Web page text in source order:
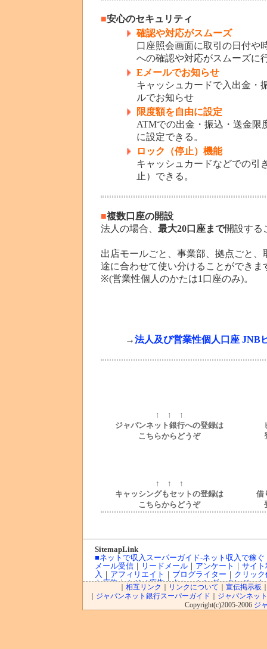
■安心のセキュリティ
確認や対応がスムーズ
口座照会画面に取引の日付や
への確認や対応がスムーズに
Eメールでお知らせ
キャッシュカードで入出金・
ルでお知らせ
限度額を自由に設定
ATMでの出金・振込・送金限
に設定できる。
ロック（停止）機能
キャッシュカードなどでの引
止）できる。
■複数口座の開設
法人の場合、 最大20口座まで開設する
出店モールごと、事業部、拠点ごと
途に合わせて使い分けることができま
※(営業性個人のかたは1口座のみ)。
→法人及び営業性個人口座 JNB
↑ ↑ ↑
ジャパンネット銀行への登録は
こちらからどうぞ
↑ ↑ ↑
キャッシングもセットの登録は
こちらからどうぞ
借
SitemapLink
■ネットで収入スーパーガイド-ネット収入で稼ぐ
メール受信
リードメール アンケート
サイト
入
アフィリエイト ブログライター
クリック
ト広告｜カジノ広告｜キャッシング・クレジット
インカジノ｜高収入バイトチャットレディー｜ト
FX（外貨投資）｜投資信託 ｜ 収入実績｜ 収入ブ
｜
相互リンク リンクについて 宣伝掲示板
ジャパンネット銀行スーパーガイド
ジャパンネッ
Copyright(c)2005-2006 ジ